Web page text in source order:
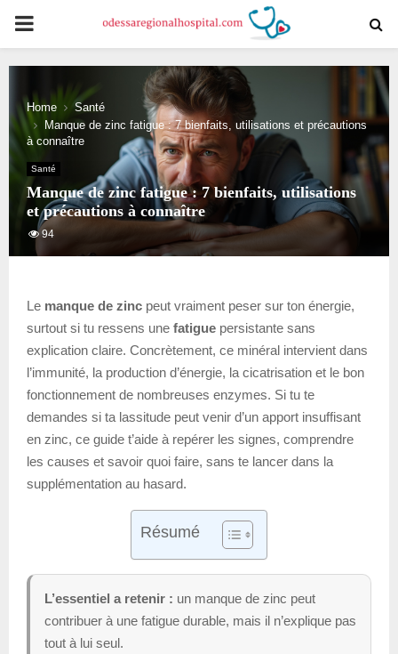
PRIMARY
MENU
Home
Santé
Manque de zinc fatigue : 7 bienfaits, utilisations et précautions
à connaître
Santé
Manque de zinc fatigue : 7 bienfaits, utilisations
et précautions à connaître
94
Le manque de zinc peut vraiment peser sur ton énergie,
surtout si tu ressens une fatigue persistante sans
explication claire. Concrètement, ce minéral intervient dans
l’immunité, la production d’énergie, la cicatrisation et le bon
fonctionnement de nombreuses enzymes. Si tu te
demandes si ta lassitude peut venir d’un apport insuffisant
en zinc, ce guide t’aide à repérer les signes, comprendre
les causes et savoir quoi faire, sans te lancer dans la
supplémentation au hasard.
Résumé
L’essentiel a retenir : un manque de zinc peut
contribuer à une fatigue durable, mais il n’explique pas
tout à lui seul.